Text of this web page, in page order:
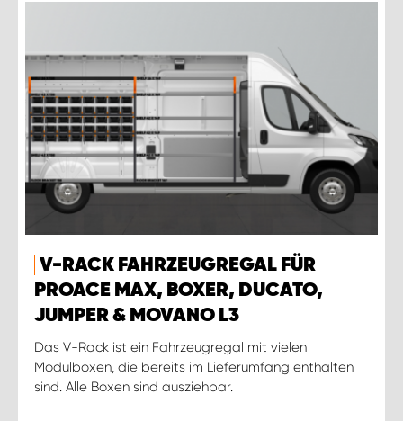
V-RACK FAHRZEUGREGAL FÜR
PROACE MAX, BOXER, DUCATO,
JUMPER & MOVANO L3
Das V-Rack ist ein Fahrzeugregal mit vielen
Modulboxen, die bereits im Lieferumfang enthalten
sind. Alle Boxen sind ausziehbar.